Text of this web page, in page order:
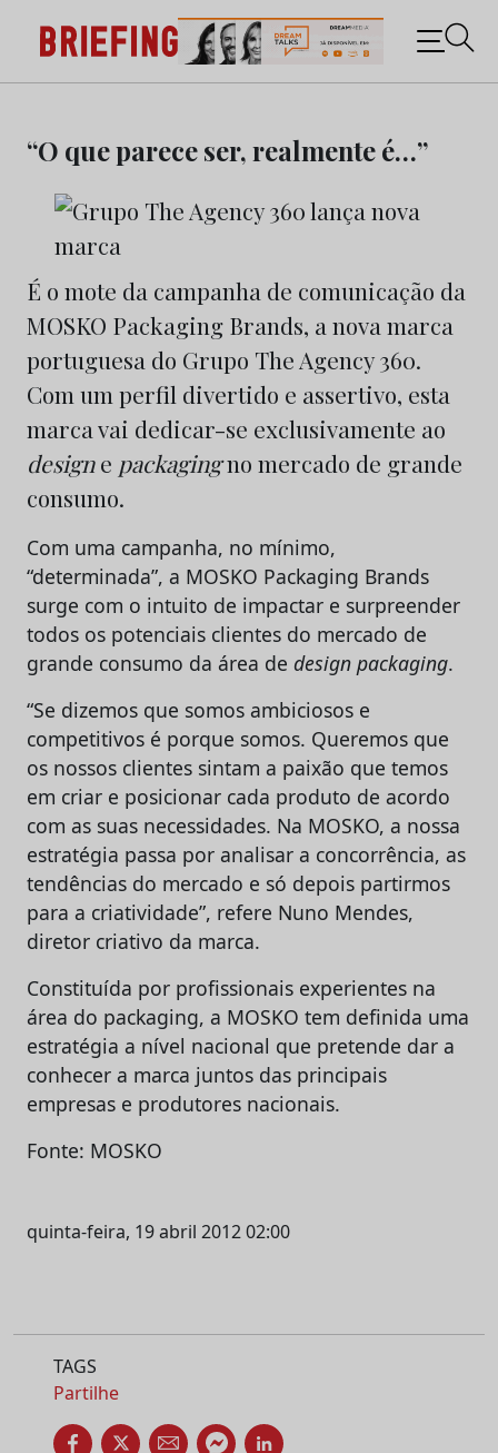
content
Briefing: Todas as notícias sobre os negócios do
Marketing e da Publicidade
“O que parece ser, realmente é…”
É o mote da campanha de comunicação da
MOSKO Packaging Brands, a nova marca
portuguesa do Grupo The Agency 360.
Com um perfil divertido e assertivo, esta
marca vai dedicar-se exclusivamente ao
designe packagingno mercado de grande
consumo.
Com uma campanha, no mínimo,
“determinada”, a MOSKO Packaging Brands
surge com o intuito de impactar e surpreender
todos os potenciais clientes do mercado de
grande consumo da área de design packaging.
“Se dizemos que somos ambiciosos e
competitivos é porque somos. Queremos que
os nossos clientes sintam a paixão que temos
em criar e posicionar cada produto de acordo
com as suas necessidades. Na MOSKO, a nossa
estratégia passa por analisar a concorrência, as
tendências do mercado e só depois partirmos
para a criatividade”, refere Nuno Mendes,
diretor criativo da marca.
Constituída por profissionais experientes na
área do packaging, a MOSKO tem definida uma
estratégia a nível nacional que pretende dar a
conhecer a marca juntos das principais
empresas e produtores nacionais.
Fonte: MOSKO
quinta-feira, 19 abril 2012 02:00
TAGS
Partilhe